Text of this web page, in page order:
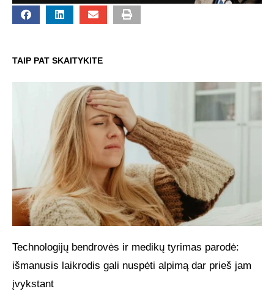
TAIP PAT SKAITYKITE
Technologijų bendrovės ir medikų tyrimas parodė:
išmanusis laikrodis gali nuspėti alpimą dar prieš jam
įvykstant